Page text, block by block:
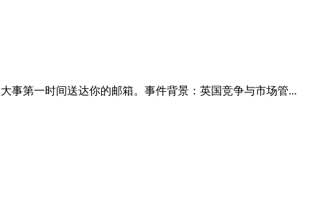
事第一时间送达你的邮箱。事件背景：英国竞争与市场管...